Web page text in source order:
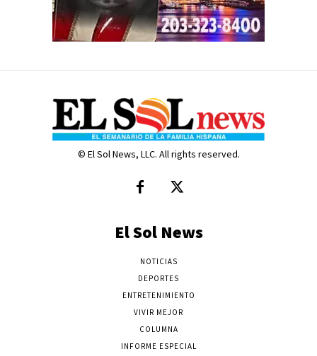
© El Sol News, LLC. All rights reserved.
El Sol News
NOTICIAS
DEPORTES
ENTRETENIMIENTO
VIVIR MEJOR
COLUMNA
INFORME ESPECIAL